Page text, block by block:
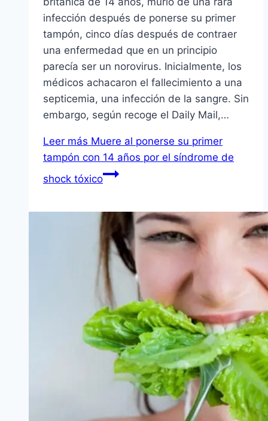
infección después de ponerse su primer
tampón, cinco días después de contraer
una enfermedad que en un principio
parecía ser un norovirus. Inicialmente, los
médicos achacaron el fallecimiento a una
septicemia, una infección de la sangre. Sin
embargo, según recoge el Daily Mail,…
Leer más Muere al ponerse su primer
tampón con 14 años por el síndrome de
shock tóxico